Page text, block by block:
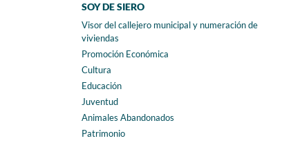
SOY DE SIERO
Visor del callejero municipal y numeración de
viviendas
Promoción Económica
Cultura
Educación
Juventud
Animales Abandonados
Patrimonio